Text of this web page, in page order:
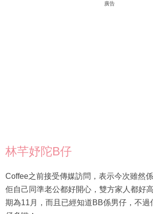
廣告
林芊妤陀B仔
Coffee之前接受傳媒訪問，表示今次雖然
佢自己同準老公都好開心，雙方家人都好
期為11月，而且已經知道BB係男仔，不過